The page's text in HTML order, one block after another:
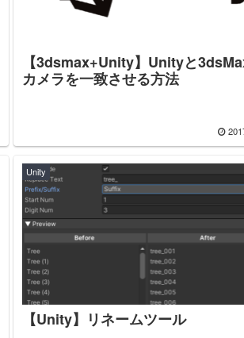
【3dsmax+Unity】Unityと
カメラを一致させる方法
Unity
【Unity】リネームツール